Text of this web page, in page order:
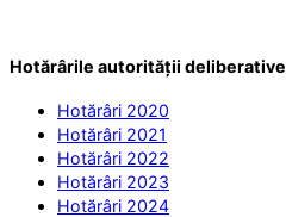
Hotărârile autorității deliberative
Hotărâri 2020
Hotărâri 2021
Hotărâri 2022
Hotărâri 2023
Hotărâri 2024